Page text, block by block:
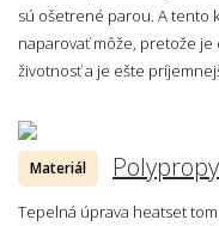
sú ošetrené parou. A tento
naparovať môže, pretože
životnosť a je ešte
Materiál
Tepelná úprava heatset